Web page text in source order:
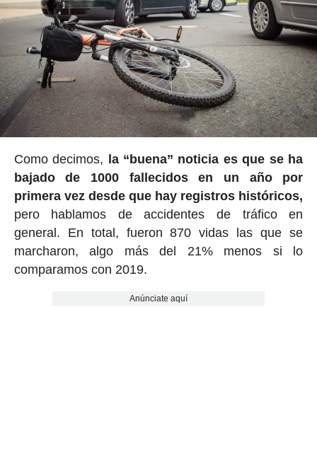
Como decimos, la “buena” noticia es que se ha
bajado de 1000 fallecidos en un año por
primera vez desde que hay registros históricos,
pero hablamos de accidentes de tráfico en
general. En total, fueron 870 vidas las que se
marcharon, algo más del 21% menos si lo
comparamos con 2019.
Anúnciate aquí